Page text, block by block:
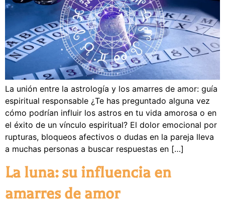
La unión entre la astrología y los amarres de amor: guía
espiritual responsable ¿Te has preguntado alguna vez
cómo podrían influir los astros en tu vida amorosa o en
el éxito de un vínculo espiritual? El dolor emocional por
rupturas, bloqueos afectivos o dudas en la pareja lleva
a muchas personas a buscar respuestas en […]
La luna: su influencia en
amarres de amor